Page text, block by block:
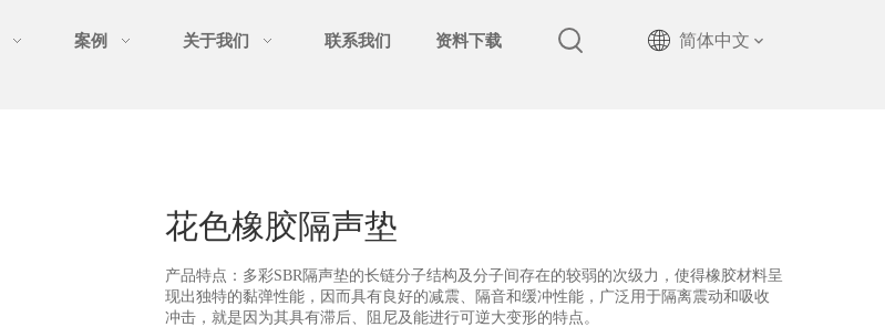
案例 关于我们 联系我们 资料下载 简体中文
花色橡胶隔声垫
产品特点：多彩SBR隔声垫的长链分子结构及分子间存在的较弱的次级力，使得橡胶材料呈
现出独特的黏弹性能，因而具有良好的减震、隔音和缓冲性能，广泛用于隔离震动和吸收
冲击，就是因为其具有滞后、阻尼及能进行可逆大变形的特点。